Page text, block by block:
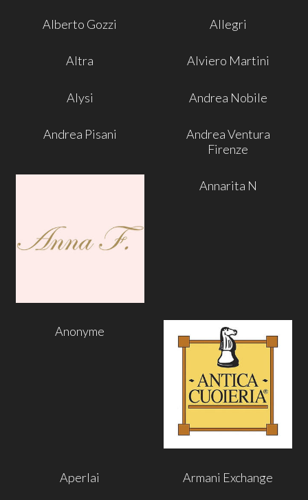
Alberto Gozzi Allegri
Altra Alviero Martini
Alysi Andrea Nobile
Andrea Pisani
Andrea Ventura
Firenze
Annarita N
Anonyme
Aperlai Armani Exchange